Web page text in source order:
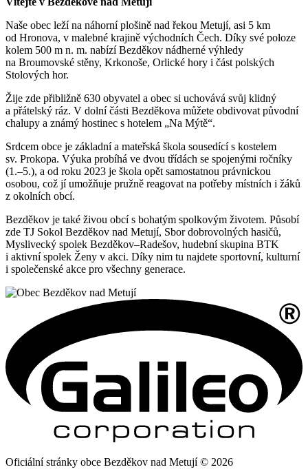
Naše obec leží na náhorní plošině nad řekou Metují, asi 5 km
od Hronova, v malebné krajině východních Čech. Díky své poloze
kolem 500 m n. m. nabízí Bezděkov nádherné výhledy
na Broumovské stěny, Krkonoše, Orlické hory i část polských
Stolových hor.
Žije zde přibližně 630 obyvatel a obec si uchovává svůj klidný
a přátelský ráz. V dolní části Bezděkova můžete obdivovat původní
chalupy a známý hostinec s hotelem „Na Mýtě“.
Srdcem obce je základní a mateřská škola sousedící s kostelem
sv. Prokopa. Výuka probíhá ve dvou třídách se spojenými ročníky
(1.–5.), a od roku 2023 je škola opět samostatnou právnickou
osobou, což jí umožňuje pružně reagovat na potřeby místních i žáků
z okolních obcí.
Bezděkov je také živou obcí s bohatým spolkovým životem. Působí
zde TJ Sokol Bezděkov nad Metují, Sbor dobrovolných hasičů,
Myslivecký spolek Bezděkov–Radešov, hudební skupina BTK
i aktivní spolek Ženy v akci. Díky nim tu najdete sportovní, kulturní
i společenské akce pro všechny generace.
Oficiální stránky obce Bezděkov nad Metují © 2026